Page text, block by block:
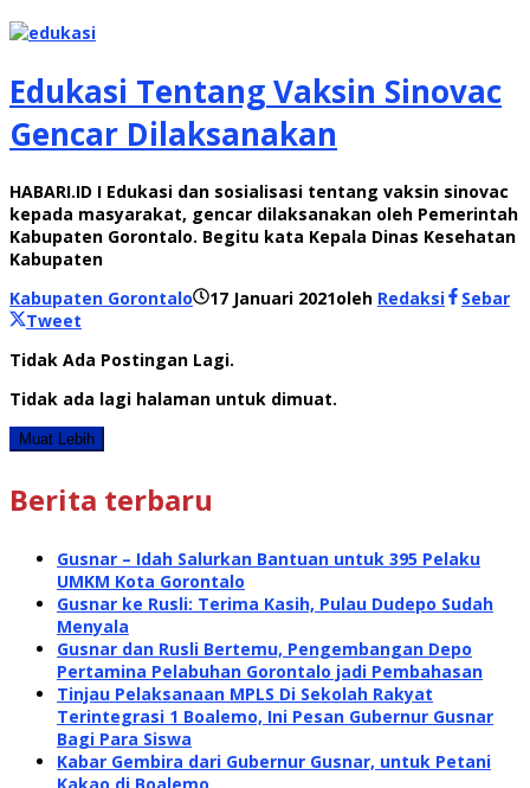
Edukasi Tentang Vaksin Sinovac
Gencar Dilaksanakan
HABARI.ID I Edukasi dan sosialisasi tentang vaksin sinovac
kepada masyarakat, gencar dilaksanakan oleh Pemerintah
Kabupaten Gorontalo. Begitu kata Kepala Dinas Kesehatan
Kabupaten
Kabupaten Gorontalo
17 Januari 2021oleh Redaksi
Sebar
Tweet
Tidak Ada Postingan Lagi.
Tidak ada lagi halaman untuk dimuat.
Muat Lebih
Berita terbaru
Gusnar – Idah Salurkan Bantuan untuk 395 Pelaku
UMKM Kota Gorontalo
Gusnar ke Rusli: Terima Kasih, Pulau Dudepo Sudah
Menyala
Gusnar dan Rusli Bertemu, Pengembangan Depo
Pertamina Pelabuhan Gorontalo jadi Pembahasan
Tinjau Pelaksanaan MPLS Di Sekolah Rakyat
Terintegrasi 1 Boalemo, Ini Pesan Gubernur Gusnar
Bagi Para Siswa
Kabar Gembira dari Gubernur Gusnar, untuk Petani